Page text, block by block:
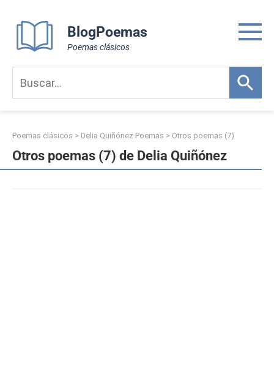
content
BlogPoemas
Poemas clásicos
Poemas clásicos > Delia Quiñónez Poemas > Otros poemas (7)
Otros poemas (7) de Delia Quiñónez